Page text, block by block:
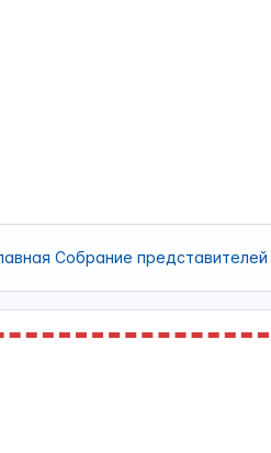
Собрание представителей